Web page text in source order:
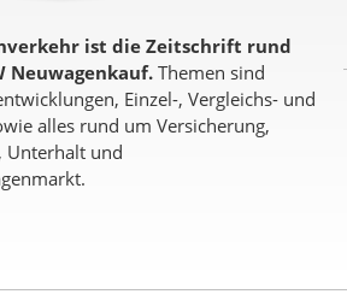
ist die Zeitschrift rund
Neuwagenkauf. Themen sind
Einzel-, Vergleichs- und
alles rund um Versicherung,
Unterhalt und